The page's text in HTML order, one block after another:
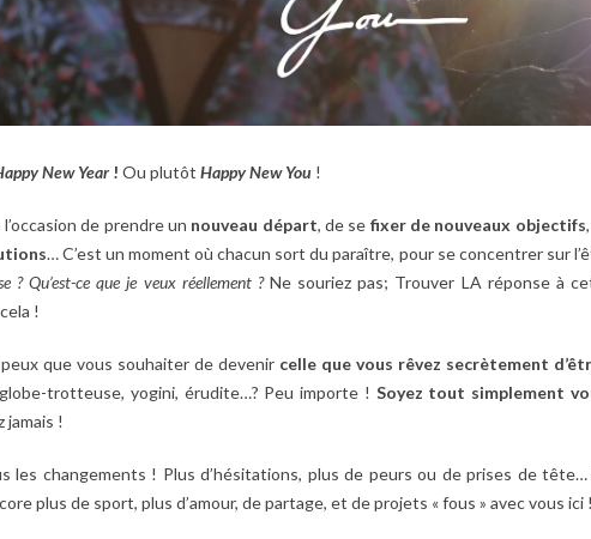
New Year! Ou plutôt Happy New You !
de prendre un nouveau départ, de se fixer de nouveaux objectifs
… C’est un moment où chacun sort du paraître, pour se concentrer sur
? Qu’est-ce que je veux réellement ?Ne souriez pas; Trouver LA réponse à
!
que vous souhaiter de devenir celle que vous rêvez secrètement
trotteuse, yogini, érudite…? Peu importe ! Soyez tout simplement
jamais !
les changements ! Plus d’hésitations, plus de peurs ou de prises de tête…
plus de sport, plus d’amour, de partage, et de projets « fous » avec vous ici !